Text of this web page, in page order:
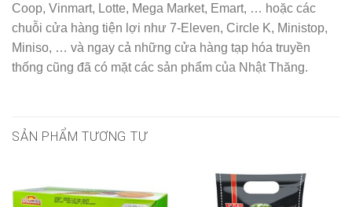
Coop, Vinmart, Lotte, Mega Market, Emart, … hoặc các
chuỗi cửa hàng tiện lợi như 7-Eleven, Circle K, Ministop,
Miniso, … và ngay cả những cửa hàng tạp hóa truyền
thống cũng đã có mặt các sản phẩm của Nhật Thăng.
SẢN PHẨM TƯƠNG TỰ